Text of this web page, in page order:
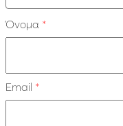
Όνομα *
Email *